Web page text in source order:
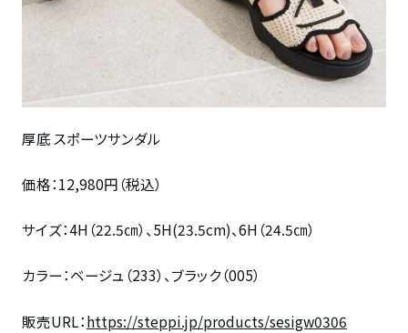
厚底 スポーツサンダル
価格：12,980円（税込）
サイズ：4H（22.5㎝）、 5H(23.5cm)、6H（24.5㎝）
カラー：ベージュ（233）、ブラック（005）
販売URL：https://steppi.jp/products/sesigw0306